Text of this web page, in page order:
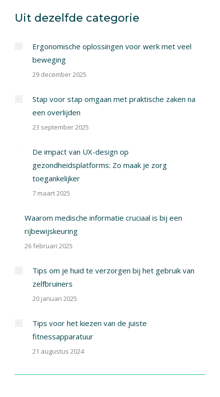
Uit dezelfde categorie
Ergonomische oplossingen voor werk met veel
beweging
29 december 2025
Stap voor stap omgaan met praktische zaken na
een overlijden
23 september 2025
De impact van UX-design op
gezondheidsplatforms: Zo maak je zorg
toegankelijker
7 maart 2025
Waarom medische informatie cruciaal is bij een
rijbewijskeuring
26 februari 2025
Tips om je huid te verzorgen bij het gebruik van
zelfbruiners
20 januari 2025
Tips voor het kiezen van de juiste
fitnessapparatuur
21 augustus 2024